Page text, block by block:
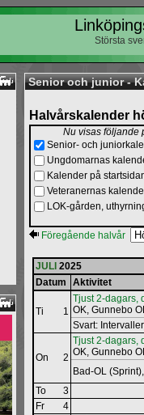
Största
Senior och junior -
Halvårskalender
Nu visas följande
Senior- och
Ungdomarnas
Kalender på
Veteranernas
LOK-gården,
Föregående halvår
JULI 2025
Datum
Aktivitet
Ti 1
Tjust 2-dagars,
OK, Gunnebo
Svart:
On 2
Tjust 2-dagars,
OK, Gunnebo
Bad-OL
To
3
Fr
4